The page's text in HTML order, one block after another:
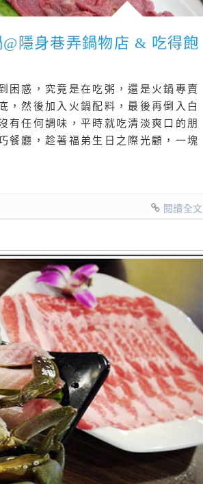
隱身巷弄鍋物店 & 吃得飽
困惑，究竟是在吃粥，還是火鍋專賣
，然後加入火鍋配料，最後再倒入白
有任何調味，平時就吃清淡爽口的朋
餐廳，趁著福弟生日之際光顧，一塊
閱讀全文